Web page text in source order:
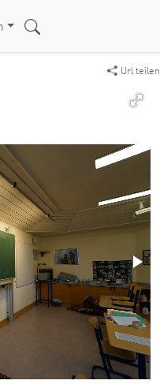
Url teilen